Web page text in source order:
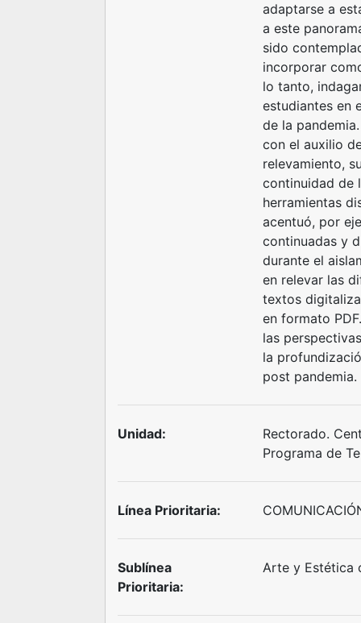
adaptarse a
a este
sido
incorporar
lo tanto,
estudiantes en
de la
con el auxilio
relevamiento,
continuidad de
herramientas
acentuó, por
continuadas y
durante el
en relevar las
textos
en formato
las
la
post pandemia.
Unidad:
Rectorado.
Programa de
Línea Prioritaria:
Sublínea
Prioritaria:
Arte y Estética